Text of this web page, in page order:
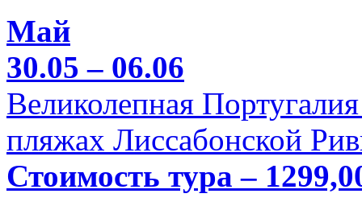
Май
30.05 – 06.06
Великолепная
пляжах Лиссабонской
Стоимость тура –